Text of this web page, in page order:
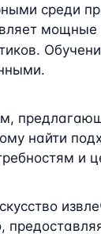
среди
найти
и